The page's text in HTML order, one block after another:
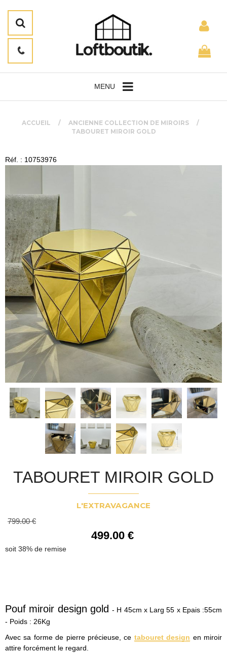
MENU
ACCUEIL
ANCIENNE COLLECTION DE MIROIRS
TABOURET MIROIR GOLD
Réf. : 10753976
TABOURET MIROIR GOLD
L'EXTRAVAGANCE
799.00 €
499.00€
Pouf miroir design gold - H 45cm x Larg 55 x Epais :55cm
- Poids : 26Kg
Avec sa forme de pierre précieuse, ce tabouret design en miroir
attire forcément le regard.